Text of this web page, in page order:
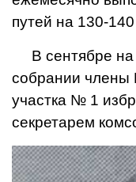
путей на 130-
В сентябре на
собрании
участка № 1
секретарем